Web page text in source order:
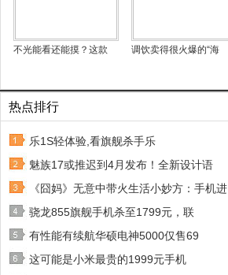
不光能看还能摸？这款 调饮卖得很火爆的“海
热点排行
乐1S轻体验,看旗舰杀手乐
魅族17或推迟到4月发布！全新设计语
《囧妈》无意中带火生活小妙方：手机进
骁龙855旗舰手机杀至1799元，联
有性能有续航华硕电神5000仅售69
这可能是小米最贵的1999元手机